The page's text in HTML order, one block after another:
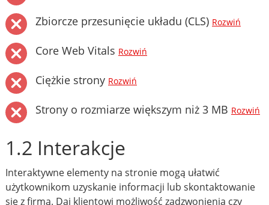
Zbiorcze przesunięcie układu (CLS) Rozwiń
Core Web Vitals Rozwiń
Ciężkie strony Rozwiń
Strony o rozmiarze większym niż 3 MB Rozwiń
1.2 Interakcje
Interaktywne elementy na stronie mogą ułatwić
użytkownikom uzyskanie informacji lub skontaktowanie
się z firmą. Daj klientowi możliwość zadzwonienia czy